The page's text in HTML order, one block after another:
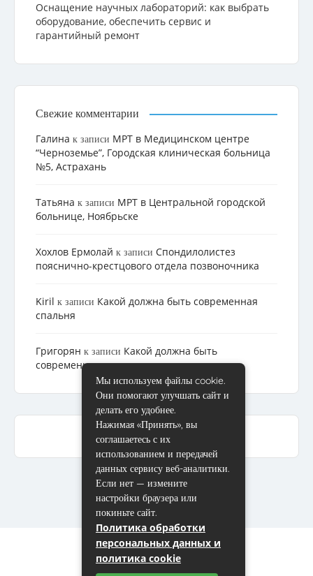
Оснащение научных лабораторий: как выбрать
оборудование, обеспечить сервис и
гарантийный ремонт
Свежие комментарии
Галина к записи МРТ в Медицинском центре
“Черноземье”, Городская клиническая больница
№5, Астрахань
Татьяна к записи МРТ в Центральной городской
больнице, Ноябрьске
Хохлов Ермолай к записи Cпондилолистез
пояснично-крестцового отдела позвоночника
Kiril к записи Какой должна быть современная
спальня
Григорян к записи Какой должна быть
современная спальня
Мы используем файлы cookie.
Они помогают улучшать сайт и
делать его удобнее.
Нажимая «Принять», вы
соглашаетесь с их
использованием и передачей
данных сервису веб-аналитики.
Если нет — измените
настройки браузера или
покиньте сайт.
Политика обработки
персональных данных и
политика cookie